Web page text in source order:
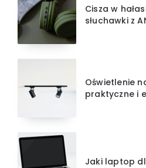
Cisza w
słuchawki z
Oświetlenie
praktyczne i
Jaki laptop